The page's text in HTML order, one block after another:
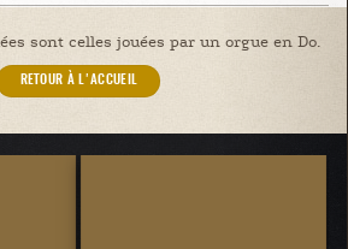
sont celles jouées par un orgue en Do.
RETOUR À L'ACCUEIL